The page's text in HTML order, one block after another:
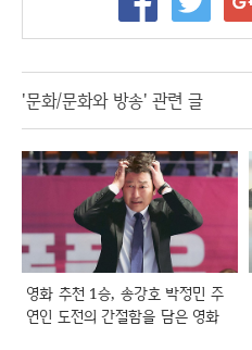
'문화/문화와 방송' 관련 글
영화 추천 1승, 송강호 박정민 주
연인 도전의 간절함을 담은 영화